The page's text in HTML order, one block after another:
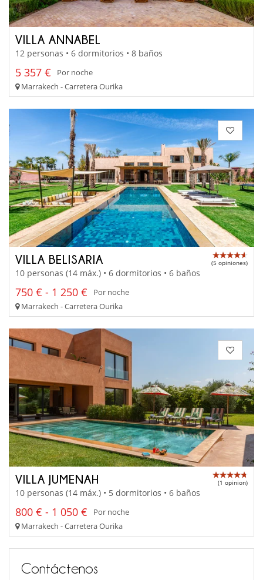
VILLA ANNABEL
12 personas • 6 dormitorios • 8 baños
5 357 €
Por noche
Marrakech - Carretera Ourika
VILLA BELISARIA (5 opiniones)
10 personas (14 máx.) • 6 dormitorios • 6 baños
750 € - 1 250 €
Por noche
Marrakech - Carretera Ourika
VILLA JUMENAH (1 opinion)
10 personas (14 máx.) • 5 dormitorios • 6 baños
800 € - 1 050 €
Por noche
Marrakech - Carretera Ourika
Contáctenos